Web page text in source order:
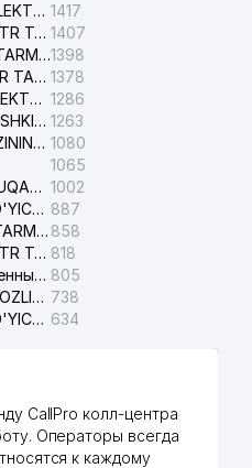
TOSHKENT SHAHAR ELEKTR TARMOQLARI KORXONASI AJ 1417
SHAYXONTOHUR ELEKTR TARMOG'I NOSOZLIKLARINI TUZATISH XIZMATI 1407
SAMARQAND ELEKTR TARMOQLARI AJ1398
SURXONDARYO ELEKTR TARMOQLARI AJ 1378
TOSHKENT TUMANI ELEKTR TARMOG'I AVARIYA XIZMATI 1286
TOSHKENT SHAHRI TASHKILOT TELEFONLARI HAQIDA MA'LUMOT BYUROSI 1263
DAVLAT TEST MARKAZINING ISHONCH TELEFONLARI 1080
1065
TOSHKENT SHAHAR FUQAROLIK ISHLARI BO'YICHA SUDI 1002
FUQAROLIK ISHLARI BO'YICHA YAKKASAROY TUMANLARARO SUDI 887
YUNUSOBOD ELEKTR TARMOG'I NOSOZLIKLARI XIZMATI 858
NAVOIY HUDUDIY ELEKTR TARMOQLARI KORXONASI AJ 818
Ташкентский следственный изолятор 805
ELEKTRTARMOG'I NOSOZLIKLARINI TO'ZATISH SERGELI XIZMATI 738
FUQAROLIK ISHLARI BO'YICHA UCH-TEPA TUMANI SUDI 634
CallPro колл-центра
Операторы всегда
к каждому